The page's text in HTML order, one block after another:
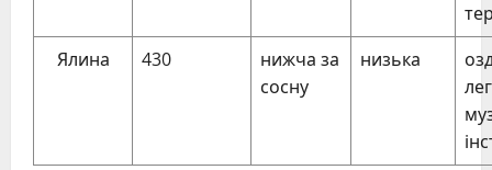
Ялина
430
нижча за
сосну
низька